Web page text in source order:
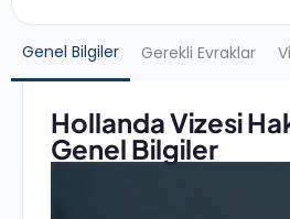
Genel Bilgiler Gerekli Evraklar
Hollanda Vizesi
Genel Bilgiler